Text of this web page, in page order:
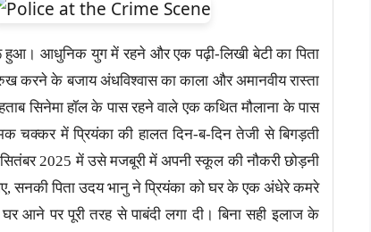
हुआ। आधुनिक युग में रहने और एक पढ़ी-लिखी बेटी का पिता
करने के बजाय अंधविश्वास का काला और अमानवीय रास्ता
सिनेमा हॉल के पास रहने वाले एक कथित मौलाना के पास
में प्रियंका की हालत दिन-ब-दिन तेजी से बिगड़ती
2025 में उसे मजबूरी में अपनी स्कूल की नौकरी छोड़नी
सनकी पिता उदय भानु ने प्रियंका को घर के एक अंधेरे कमरे
आने पर पूरी तरह से पाबंदी लगा दी। बिना सही इलाज के